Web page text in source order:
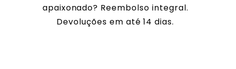
apaixonado? Reembolso integral.
Devoluções em até 14 dias.